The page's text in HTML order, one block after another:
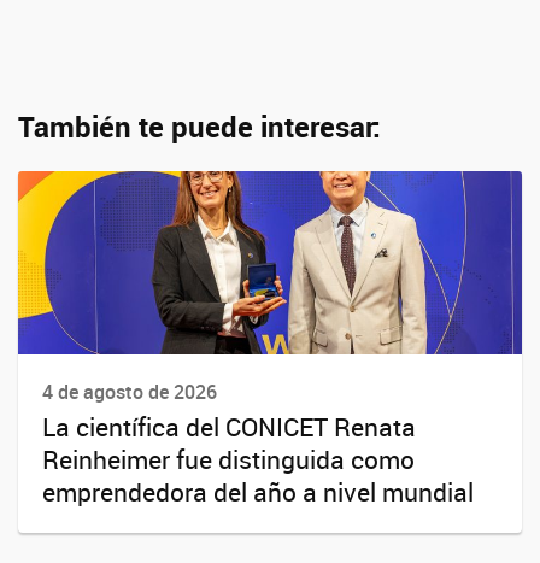
También te puede interesar:
4 de agosto de 2026
La científica del CONICET Renata
Reinheimer fue distinguida como
emprendedora del año a nivel mundial